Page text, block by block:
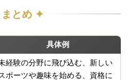
とめ ✦
具体例
経験の分野に飛び込む、新しい
ポーツや趣味を始める、資格に